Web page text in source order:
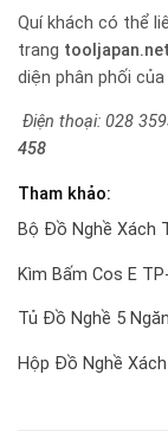
Quí khách có thể
trang tooljapan.net
diện phân phối
Điện thoại: 028
458
Tham khảo:
Bộ Đồ Nghề Xách
Kìm Bấm Cos E
Tủ Đồ Nghề 5
Hộp Đồ Nghề